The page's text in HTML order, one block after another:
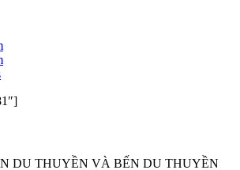
DU THUYỀN VÀ BẾN DU THUYỀN